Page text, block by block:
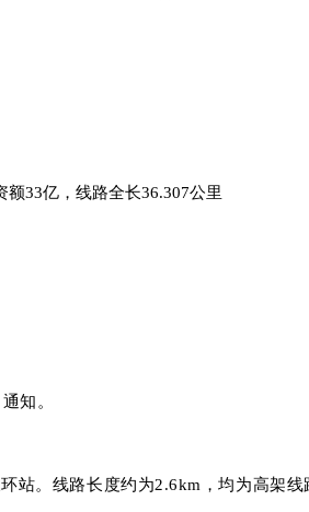
33亿，线路全长36.307公里
知。
站。线路长度约为2.6km，均为高架线